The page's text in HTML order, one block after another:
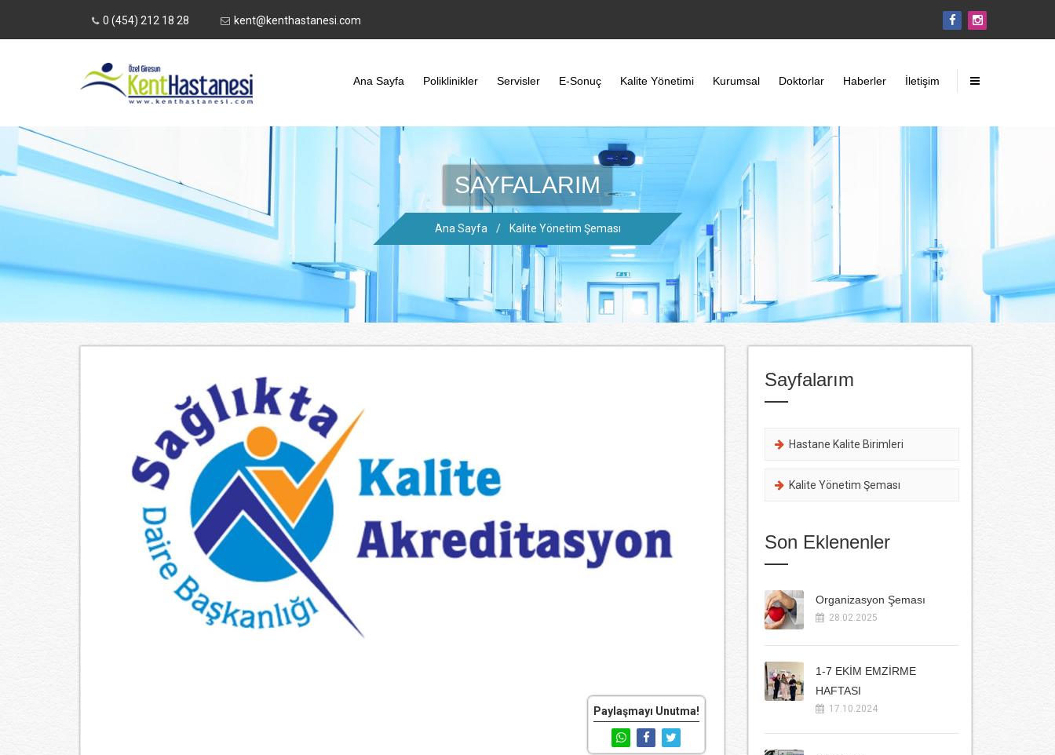
0 (454) 212 18 28 kent@kenthastanesi.com
Ana Sayfa Poliklinikler Servisler E-Sonuç Kalite Yönetimi Kurumsal Doktorlar Haberler İletişim
SAYFALARIM
Ana Sayfa / Kalite Yönetim Şeması
Paylaşmayı Unutma!
Sayfalarım
Hastane Kalite Birimleri
Kalite Yönetim Şeması
Son Eklenenler
Organizasyon Şeması
28.02.2025
1-7 EKİM EMZİRME
HAFTASI
17.10.2024